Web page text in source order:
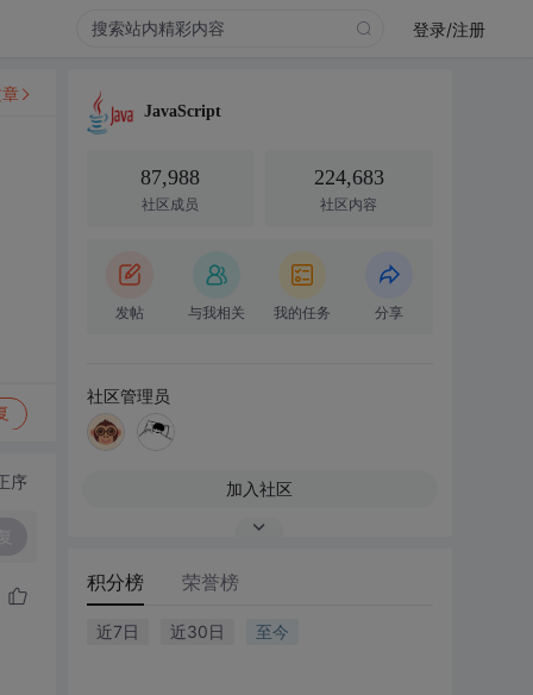
登录/注册
序
JavaScript
87,988
社区成员
224,683
社区内容
发帖 与我相关 我的任务 分享
社区管理员
加入社区
积分榜 荣誉榜
近7日 近30日 至今